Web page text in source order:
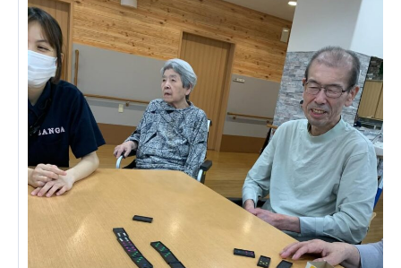
台灣善合股份有限公司
Angkor-Japan Friendship International
Hospital
クヴィアン小学校・カンボジア日本友好共生クヴ
ィアン中学校
カンボジア日本友好技術教育センター
NGO共生の家
G-COM JOINT STOCK COMPANY
瀋陽長者会
上海介護施設